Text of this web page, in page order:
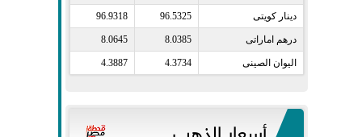
دينار كويتى​ 96.5325
96.9318
درهم اماراتى​ 8.0385
8.0645
اليوان الصينى​ 4.3734
4.3887
أسعار الذهب